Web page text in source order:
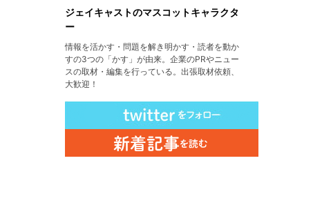
ジェイキャストのマスコットキャラクタ
ー
情報を活かす・問題を解き明かす・読者を動か
すの3つの「かす」が由来。企業のPRやニュー
スの取材・編集を行っている。出張取材依頼、
大歓迎！